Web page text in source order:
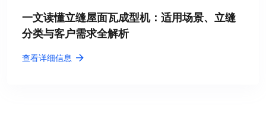
一文读懂立缝屋面瓦成型机：适用场景、立缝
分类与客户需求全解析
查看详细信息